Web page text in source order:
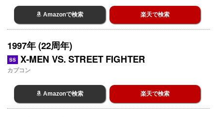
Amazonで検索 楽天で検索
1997年 (22周年)
SS X-MEN VS. STREET FIGHTER
カプコン
Amazonで検索 楽天で検索